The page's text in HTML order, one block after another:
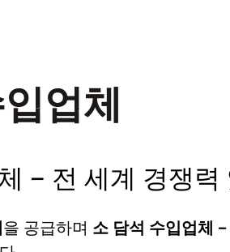
업체
– 전 세계 경쟁력
을 공급하며 소 담석 수입업체